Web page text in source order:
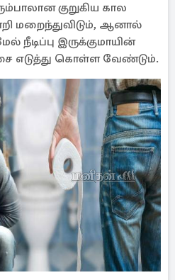
குறுகிய கால
மறைந்துவிடும், ஆனால்
நீடிப்பு இருக்குமாயின்
எடுத்து கொள்ள வேண்டும்.